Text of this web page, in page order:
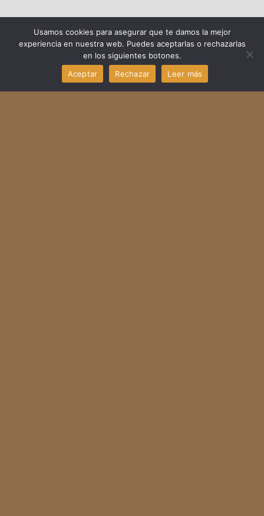
Usamos cookies para asegurar que te damos la mejor
experiencia en nuestra web. Puedes aceptarlas o rechazarlas
en los siguientes botones.
Aceptar
Rechazar Leer más